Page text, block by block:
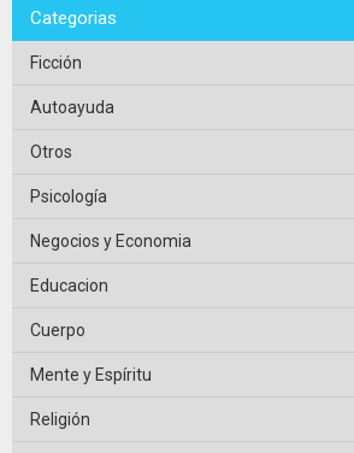
Categorias
Ficción
Autoayuda
Otros
Psicología
Negocios y Economia
Educacion
Cuerpo
Mente y Espíritu
Religión